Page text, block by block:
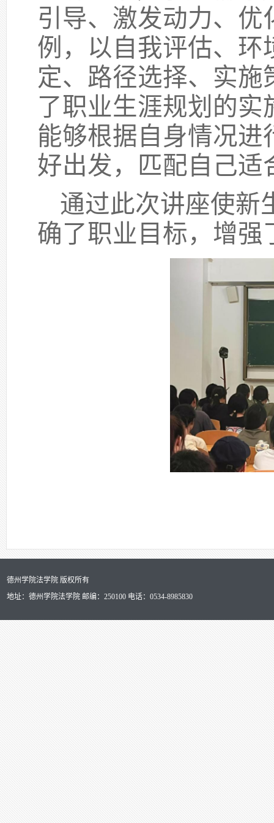
引导、激发动力、优
例， 以自我评估、
定、路径选择、实
了职业生涯规划的实
能够根据自身情况
好出发，匹配自己适
通过此次讲座使新
确了职业目标 ， 增强
德州学院法学院 版权所有
地址：德州学院法学院 邮编：250100 电话：0534-8985830